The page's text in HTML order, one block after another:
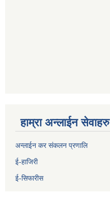
हाम्रा अन्लाईन सेवाहरु
अन्लाईन कर संकलन प्रणालि
ई-हाजिरी
ई-सिफारीस